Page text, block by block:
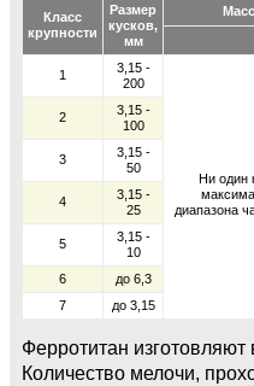
Класс
крупности
Размер
кусков,
мм
1
3,15 -
200
Ни один
диапазона
2
3,15 -
100
3
3,15 -
50
4
3,15 -
25
5
3,15 -
10
6
до 6,3
7
до 3,15
Ферротитан изготовляют
Количество мелочи,